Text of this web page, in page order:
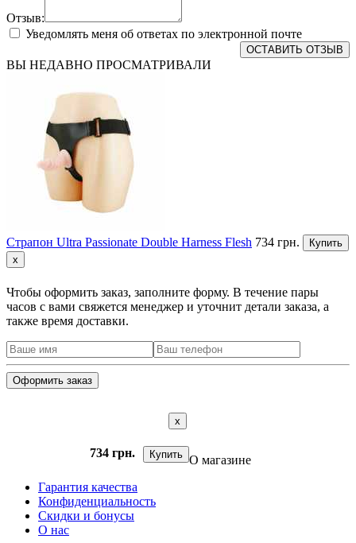
Отзыв:
Уведомлять меня об ответах по электронной почте
ОСТАВИТЬ ОТЗЫВ
ВЫ НЕДАВНО ПРОСМАТРИВАЛИ
Страпон Ultra Passionate Double Harness Flesh 734 грн.
Купить
x
Чтобы оформить заказ, заполните форму. В течение пары
часов с вами свяжется менеджер и уточнит детали заказа, а
также время доставки.
x
734 грн. Купить О магазине
Гарантия качества
Конфиденциальность
Скидки и бонусы
О нас